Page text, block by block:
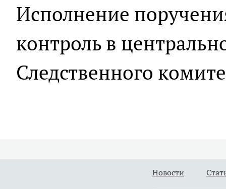
Исполнение
контроль в
Следственного
Новости